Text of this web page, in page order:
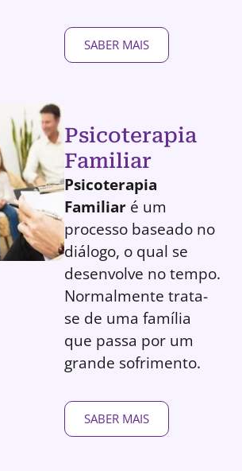
SABER MAIS
Psicoterapia
Familiar
Psicoterapia
Familiar é um
processo baseado no
diálogo, o qual se
desenvolve no tempo.
Normalmente trata-
se de uma família
que passa por um
grande sofrimento.
SABER MAIS